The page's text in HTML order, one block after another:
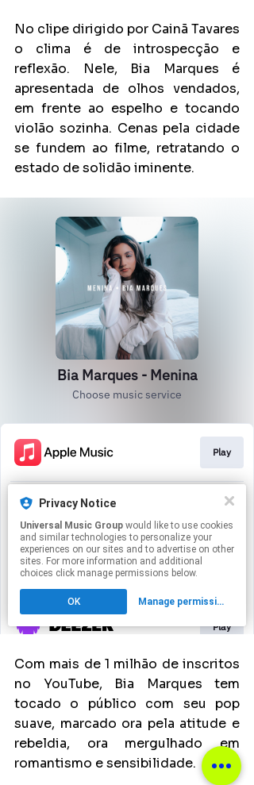
No clipe dirigido por Cainã Tavares
o clima é de introspecção e
reflexão. Nele, Bia Marques é
apresentada de olhos vendados,
em frente ao espelho e tocando
violão sozinha. Cenas pela cidade
se fundem ao filme, retratando o
estado de solidão iminente.
Com mais de 1 milhão de inscritos
no YouTube, Bia Marques tem
tocado o público com seu pop
suave, marcado ora pela atitude e
rebeldia, ora mergulhado em
romantismo e sensibilidade.